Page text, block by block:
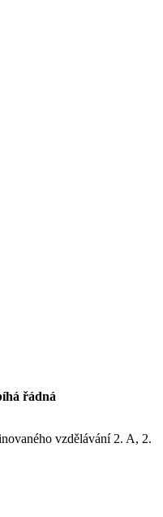
řádná
vzdělávání 2. A, 2.